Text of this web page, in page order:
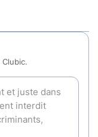
Clubic.